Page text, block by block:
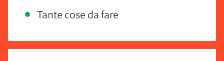
Tante cose da fare